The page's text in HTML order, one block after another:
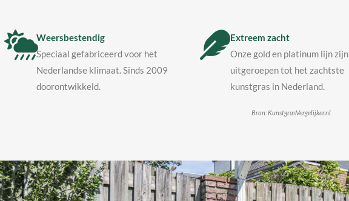
Weersbestendig
Speciaal gefabriceerd voor het
Nederlandse klimaat. Sinds 2009
doorontwikkeld.
Extreem zacht
Onze gold en platinum lijn zijn
uitgeroepen tot het zachtste
kunstgras in Nederland.
Bron: KunstgrasVergelijker.nl